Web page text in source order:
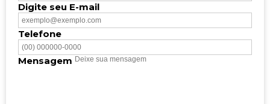
Digite seu E-mail
Telefone
Mensagem